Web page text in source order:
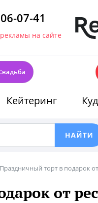
07-41
на сайте
Кейтеринг
Праздничный торт в подарок
от